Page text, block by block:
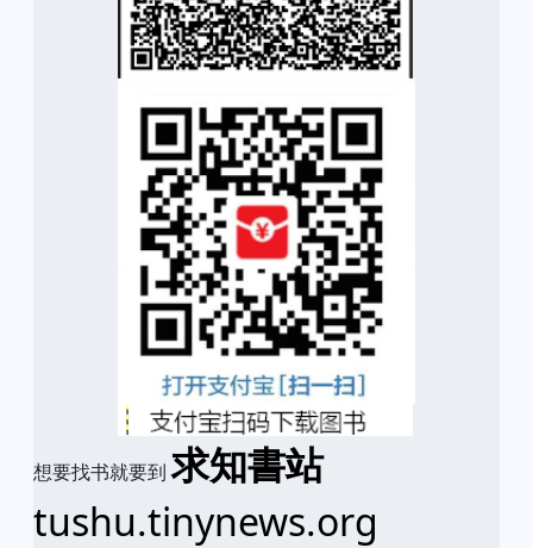
想要找书就要到求知書站
tushu.tinynews.org